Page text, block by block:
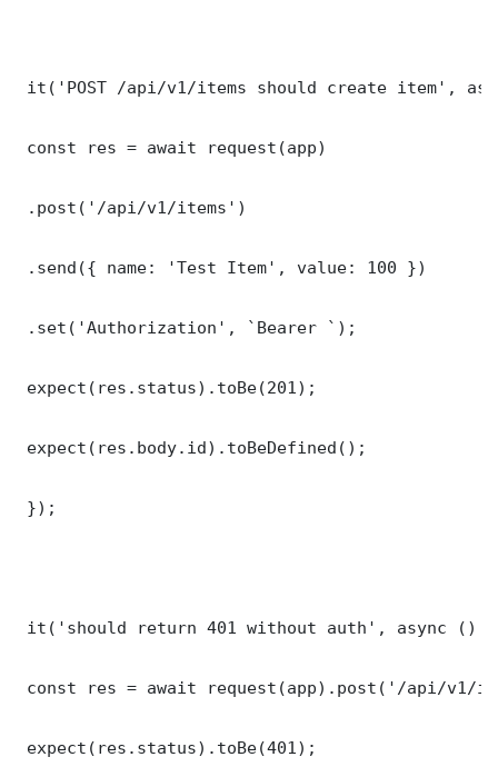
it('POST /api/v1/items should create item',
const res = await request(app)
.post('/api/v1/items')
.send({ name: 'Test Item', value: 100 })
.set('Authorization', `Bearer `);
expect(res.status).toBe(201);
expect(res.body.id).toBeDefined();
});
it('should return 401 without auth', async ()
const res = await request(app).post('/api/v1/
expect(res.status).toBe(401);